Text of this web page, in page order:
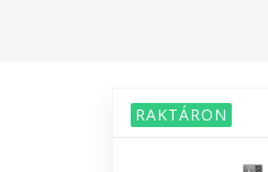
RAKTÁRON